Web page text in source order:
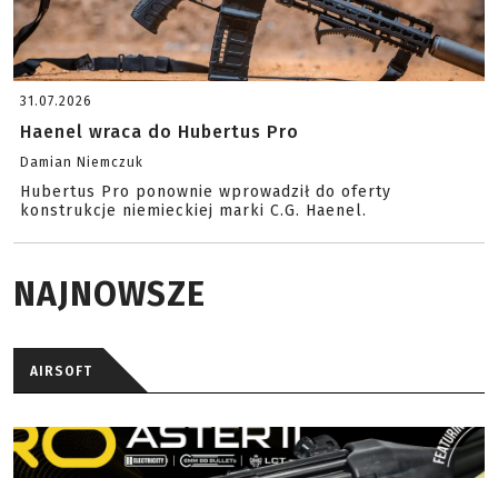
31.07.2026
Haenel wraca do Hubertus Pro
Damian Niemczuk
Hubertus Pro ponownie wprowadził do oferty
konstrukcje niemieckiej marki C.G. Haenel.
NAJNOWSZE
AIRSOFT